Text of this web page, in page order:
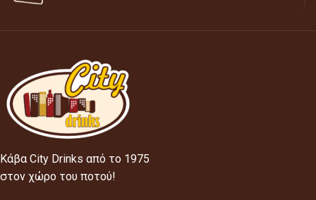
Κάβα City Drinks από το 1975
στον χώρο του ποτού!